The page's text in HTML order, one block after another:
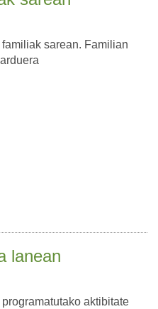
sarean. Familian
lanean
aktibitate